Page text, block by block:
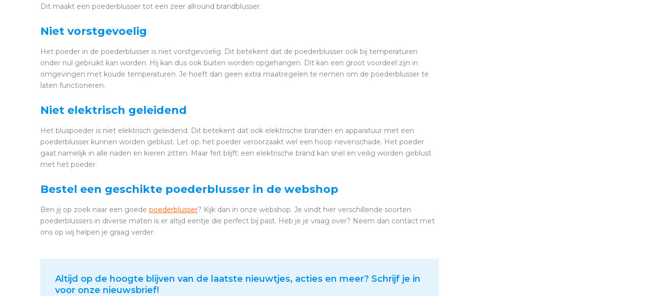
Dit maakt een poederblusser tot een zeer allround brandblusser.
Niet vorstgevoelig
Het poeder in de poederblusser is niet vorstgevoelig. Dit betekent dat de poederblusser ook bij temperaturen
onder nul gebruikt kan worden. Hij kan dus ook buiten worden opgehangen. Dit kan een groot voordeel zijn in
omgevingen met koude temperaturen. Je hoeft dan geen extra maatregelen te nemen om de poederblusser te
laten functioneren.
Niet elektrisch geleidend
Het bluspoeder is niet elektrisch geleidend. Dit betekent dat ook elektrische branden en apparatuur met een
poederblusser kunnen worden geblust. Let op: het poeder veroorzaakt wel een hoop nevenschade. Het poeder
gaat namelijk in alle naden en kieren zitten. Maar feit blijft: een elektrische brand kan snel en veilig worden geblust
met het poeder.
Bestel een geschikte poederblusser in de webshop
Ben jij op zoek naar een goede poederblusser? Kijk dan in onze webshop. Je vindt hier verschillende soorten
poederblussers in diverse maten is er altijd eentje die perfect bij past. Heb je je vraag over? Neem dan contact met
ons op wij helpen je graag verder.
Altijd op de hoogte blijven van de laatste nieuwtjes, acties en meer? Schrijf je in
voor onze nieuwsbrief!